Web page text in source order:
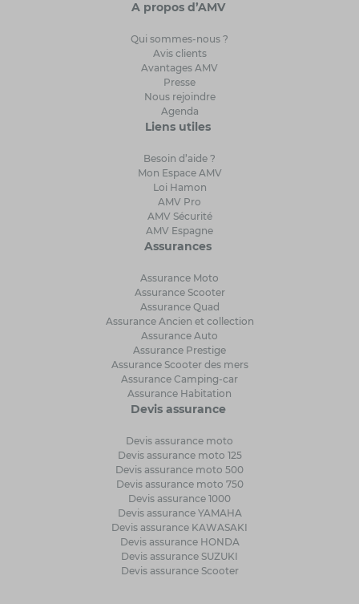
A propos d’AMV
Qui sommes-nous ?
Avis clients
Avantages AMV
Presse
Nous rejoindre
Agenda
Liens utiles
Besoin d’aide ?
Mon Espace AMV
Loi Hamon
AMV Pro
AMV Sécurité
AMV Espagne
Assurances
Assurance Moto
Assurance Scooter
Assurance Quad
Assurance Ancien et collection
Assurance Auto
Assurance Prestige
Assurance Scooter des mers
Assurance Camping-car
Assurance Habitation
Devis assurance
Devis assurance moto
Devis assurance moto 125
Devis assurance moto 500
Devis assurance moto 750
Devis assurance 1000
Devis assurance YAMAHA
Devis assurance KAWASAKI
Devis assurance HONDA
Devis assurance SUZUKI
Devis assurance Scooter